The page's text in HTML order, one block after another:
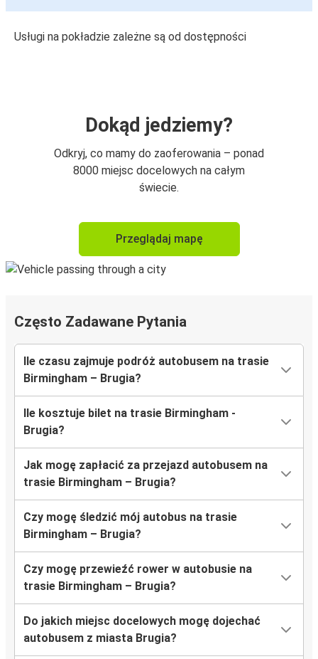
Usługi na pokładzie zależne są od dostępności
Dokąd jedziemy?
Odkryj, co mamy do zaoferowania – ponad
8000 miejsc docelowych na całym
świecie.
Przeglądaj mapę
Często Zadawane Pytania
Ile czasu zajmuje podróż autobusem na trasie
Birmingham – Brugia?
Ile kosztuje bilet na trasie Birmingham -
Brugia?
Jak mogę zapłacić za przejazd autobusem na
trasie Birmingham – Brugia?
Czy mogę śledzić mój autobus na trasie
Birmingham – Brugia?
Czy mogę przewieźć rower w autobusie na
trasie Birmingham – Brugia?
Do jakich miejsc docelowych mogę dojechać
autobusem z miasta Brugia?